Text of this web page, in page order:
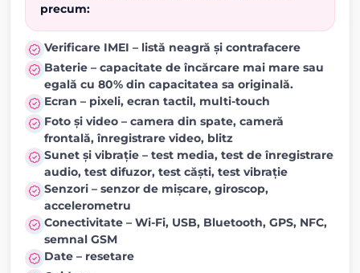
precum:
Verificare IMEI – listă neagră și contrafacere
Baterie – capacitate de încărcare mai mare sau
egală cu 80% din capacitatea sa originală.
Ecran – pixeli, ecran tactil, multi-touch
Foto și video – camera din spate, cameră
frontală, înregistrare video, blitz
Sunet și vibrație – test media, test de înregistrare
audio, test difuzor, test căști, test vibrație
Senzori – senzor de mișcare, giroscop,
accelerometru
Conectivitate – Wi-Fi, USB, Bluetooth, GPS, NFC,
semnal GSM
Date – resetare